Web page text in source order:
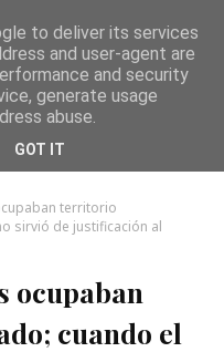
territorio
sirvió de justificación al
ocupaban
cuando el
to deliver its services
and user-agent are
and security
generate usage
abuse.
GOT IT